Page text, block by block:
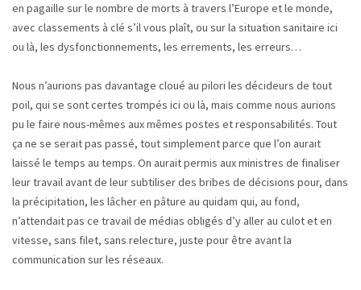
en pagaille sur le nombre de morts à travers l’Europe et le monde,
avec classements à clé s’il vous plaît, ou sur la situation sanitaire ici
ou là, les dysfonctionnements, les errements, les erreurs…
Nous n’aurions pas davantage cloué au pilori les décideurs de tout
poil, qui se sont certes trompés ici ou là, mais comme nous aurions
pu le faire nous-mêmes aux mêmes postes et responsabilités. Tout
ça ne se serait pas passé, tout simplement parce que l’on aurait
laissé le temps au temps. On aurait permis aux ministres de finaliser
leur travail avant de leur subtiliser des bribes de décisions pour, dans
la précipitation, les lâcher en pâture au quidam qui, au fond,
n’attendait pas ce travail de médias obligés d’y aller au culot et en
vitesse, sans filet, sans relecture, juste pour être avant la
communication sur les réseaux.